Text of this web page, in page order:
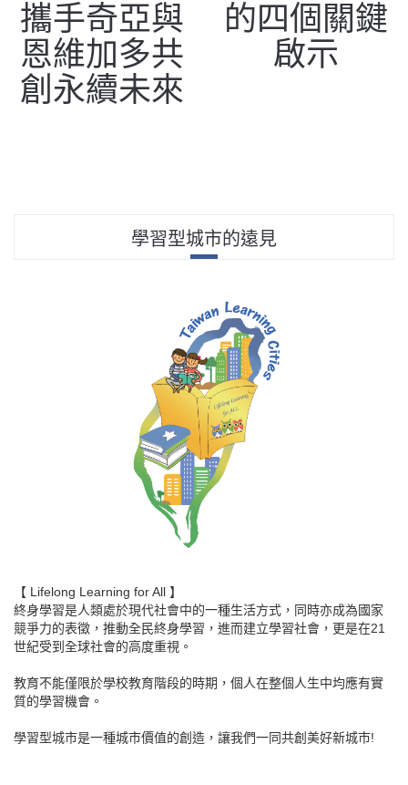
攜手奇亞與
恩維加多共
創永續未來
的四個關鍵
啟示
學習型城市的遠見
【 Lifelong Learning for All 】
終身學習是人類處於現代社會中的一種生活方式，同時亦成為國家
競爭力的表徵，推動全民終身學習，進而建立學習社會，更是在21
世紀受到全球社會的高度重視。
教育不能僅限於學校教育階段的時期，個人在整個人生中均應有實
質的學習機會。
學習型城市是一種城市價值的創造，讓我們一同共創美好新城市!